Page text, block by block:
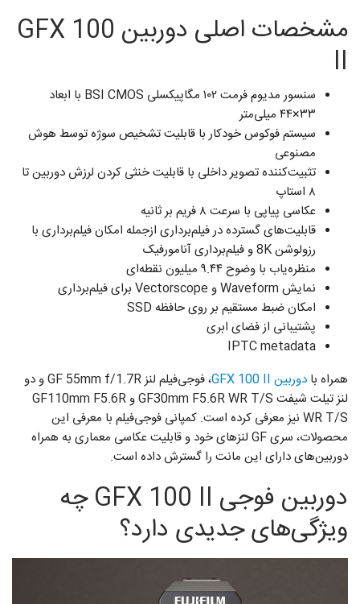
مشخصات اصلی دوربین GFX 100
II
سنسور مدیوم فرمت ۱۰۲ مگاپیکسلی BSI CMOS با ابعاد
۳۳×۴۴ میلی‌متر
سیستم فوکوس خودکار با قابلیت تشخیص سوژه توسط هوش
مصنوعی
تثبیت‌کننده تصویر داخلی با قابلیت خنثی کردن لرزش دوربین تا
۸ استاپ
عکاسی پیاپی با سرعت ۸ فریم بر ثانیه
قابلیت‌های گسترده در فیلم‌برداری ازجمله امکان فیلم‌برداری با
رزولوشن 8K و فیلم‌برداری آنامورفیک
منظره‌یاب با وضوح ۹.۴۴ میلیون نقطه‌ای
نمایش Waveform و Vectorscope برای فیلم‌برداری
امکان ضبط مستقیم بر روی حافظه SSD
پشتیبانی از فضای ابری
IPTC metadata
همراه با دوربین GFX 100 II
، فوجی‌فیلم لنز GF 55mm f/1.7R و دو
لنز تیلت شیفت GF30mm F5.6R WR T/S و GF110mm F5.6R
WR T/S نیز معرفی کرده است. کمپانی فوجی‌فیلم با معرفی این
محصولات، سری GF لنزهای خود و قابلیت عکاسی معماری به همراه
دوربین‌های دارای این مانت را گسترش داده است.
دوربین فوجی GFX 100 II چه
ویژگی‌های جدیدی دارد؟